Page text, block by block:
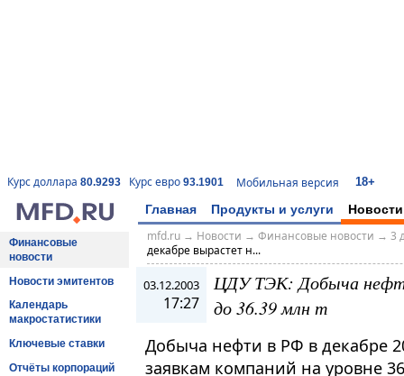
Курс доллара 80.9293 Курс евро 93.1901 Мобильная версия 18+
Главная Продукты и услуги Новости
Финансовые
новости
Новости эмитентов
Календарь
макростатистики
Ключевые ставки
Отчёты корпораций
mfd.ru→ Новости → Финансовые новости → 3
декабре вырастет н...
03.12.2003
17:27
ЦДУ ТЭК: Добыча
до 36.39 млн т
Добыча нефти в РФ в декабре
заявкам компаний на уровне